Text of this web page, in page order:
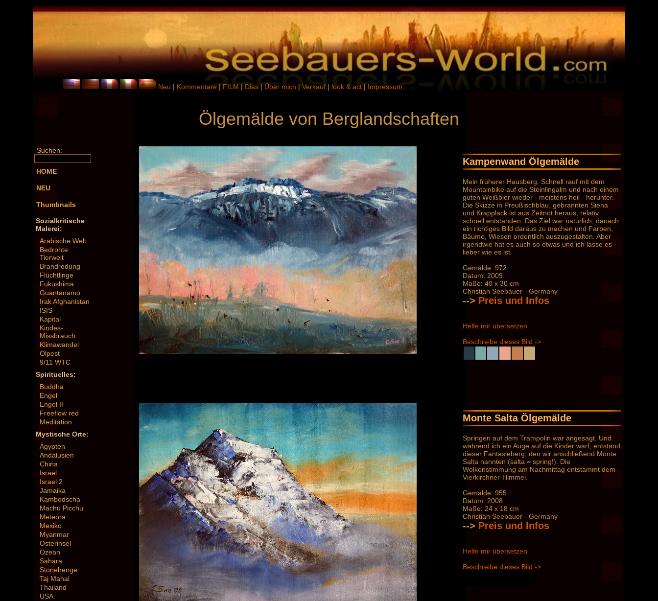
Neu | Kommentare | FILM | Dias | Über mich | Verkauf | look & act | Impressum
Ölgemälde von Berglandschaften
Suchen:
HOME
NEU
Thumbnails
Sozialkritische
Malerei:
Arabische Welt
Bedrohte
Tierwelt
Brandrodung
Flüchtlinge
Fukushima
Guantanamo
Irak Afghanistan
ISIS
Kapital
Kindes-
Missbrauch
Klimawandel
Ölpest
9/11 WTC
Spirituelles:
Buddha
Engel
Engel II
Freeflow red
Meditation
Mystische Orte:
Ägypten
Andalusien
China
Israel
Israel 2
Jamaika
Kambodscha
Machu Picchu
Meteora
Mexiko
Myanmar
Osterinsel
Ozean
Sahara
Stonehenge
Taj Mahal
Thailand
USA
Kampenwand Ölgemälde
Mein früherer Hausberg. Schnell rauf mit dem
Mountainbike auf die Steinlingalm und nach einem
guten Weißbier wieder - meistens heil - herunter.
Die Skizze in Preußischblau, gebrannten Siena
und Krapplack ist aus Zeitnot heraus, relativ
schnell entstanden. Das Ziel war natürlich, danach
ein richtiges Bild daraus zu machen und Farben,
Bäume, Wiesen ordentlich auszugestalten. Aber
irgendwie hat es auch so etwas und ich lasse es
lieber wie es ist.
Gemälde: 972
Datum: 2009
Maße: 40 x 30 cm
Christian Seebauer - Germany
--> Preis und Infos
Helfe mir übersetzen
Beschreibe dieses Bild ->
Monte Salta Ölgemälde
Springen auf dem Trampolin war angesagt. Und
während ich ein Auge auf die Kinder warf, entstand
dieser Fantasieberg, den wir anschließend Monte
Salta nannten (salta = spring!). Die
Wolkenstimmung am Nachmittag entstammt dem
Vierkirchner-Himmel.
Gemälde: 955
Datum: 2008
Maße: 24 x 18 cm
Christian Seebauer - Germany
--> Preis und Infos
Helfe mir übersetzen
Beschreibe dieses Bild ->